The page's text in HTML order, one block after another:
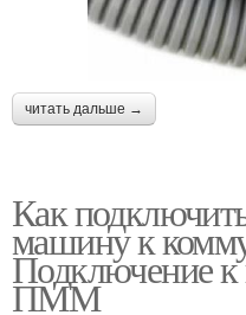
читать дальше →
Как
машину к
Подключение
ПММ